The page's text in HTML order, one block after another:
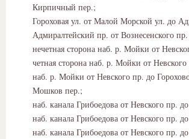
Кирпичный пер.;
Гороховая ул. от Малой Морской ул. до
Адмиралтейский пр. от Вознесенского
нечетная сторона наб. р. Мойки от
четная сторона наб. р. Мойки от Невского
наб. р. Мойки от Невского пр. до
Мошков пер.;
наб. канала Грибоедова от Невского пр.
наб. канала Грибоедова от Невского пр.
наб. канала Грибоедова от Невского пр. до